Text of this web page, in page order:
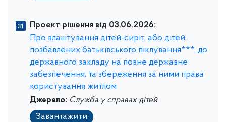
Проект рішення від 03.06.2026:
Про влаштування дітей-сиріт, або дітей,
позбавлених батьківського піклування***, до
державного закладу на повне державне
забезпечення, та збереження за ними права
користування житлом
Джерело: Служба у справах дітей
Завантажити